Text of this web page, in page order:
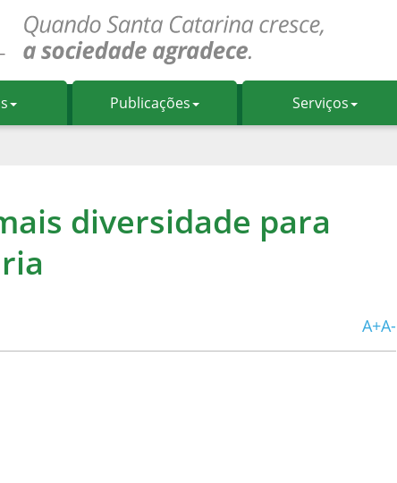
Publicações Serviços
diversidade para
A+A-